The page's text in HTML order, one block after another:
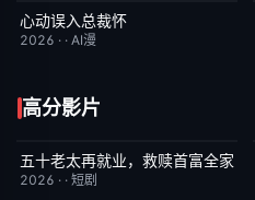
完结
心动误入总裁怀
2026 · · AI漫
高分影片
完结 10.0
五十老太再就业，救赎首富全家
2026 · · 短剧